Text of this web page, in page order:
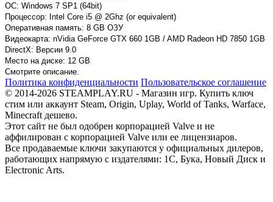
ОС: Windows 7 SP1 (64bit)
Процессор: Intel Core i5 @ 2Ghz (or equivalent)
Оперативная память: 8 GB ОЗУ
Видеокарта: nVidia GeForce GTX 660 1GB / AMD Radeon HD 7850 1GB
DirectX: Версии 9.0
Место на диске: 12 GB
Смотрите описание.
Политика конфиденциальности Пользовательское соглашение
© 2014-2026 STEAMPLAY.RU - Магазин игр. Купить ключ
стим или аккаунт Steam, Origin, Uplay, World of Tanks, Warface,
Minecraft дешево.
Этот сайт не был одобрен корпорацией Valve и не
аффилирован с корпорацией Valve или ее лицензиаров.
Все продаваемые ключи закупаются у официальных дилеров,
работающих напрямую с издателями: 1С, Бука, Новый Диск и
Electronic Arts.